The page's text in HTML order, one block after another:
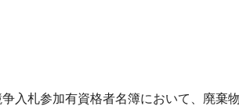
入札参加有資格者名簿において、廃棄